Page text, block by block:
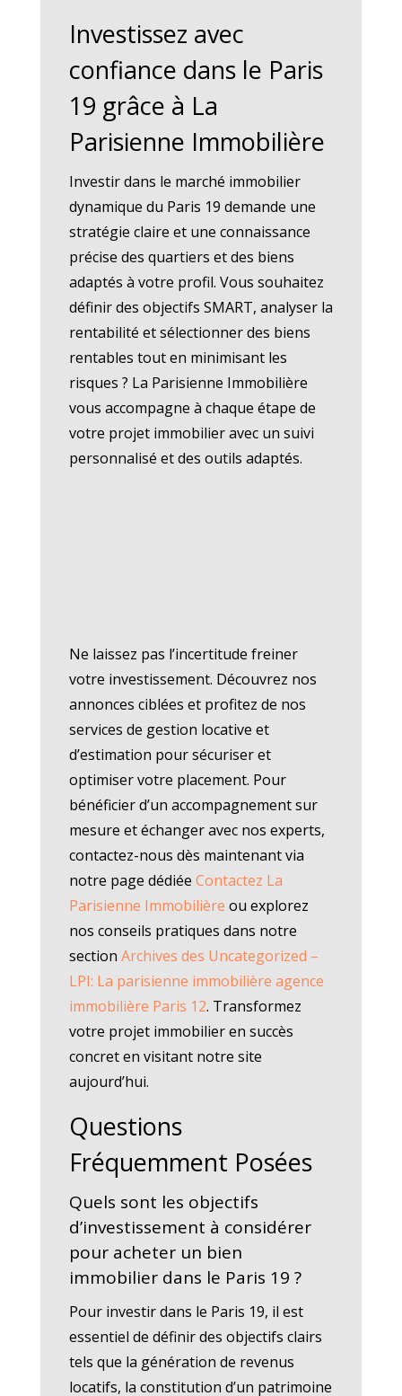
Investissez avec
confiance dans le Paris
19 grâce à La
Parisienne Immobilière
Investir dans le marché immobilier
dynamique du Paris 19 demande une
stratégie claire et une connaissance
précise des quartiers et des biens
adaptés à votre profil. Vous souhaitez
définir des objectifs SMART, analyser la
rentabilité et sélectionner des biens
rentables tout en minimisant les
risques ? La Parisienne Immobilière
vous accompagne à chaque étape de
votre projet immobilier avec un suivi
personnalisé et des outils adaptés.
Ne laissez pas l’incertitude freiner
votre investissement. Découvrez nos
annonces ciblées et profitez de nos
services de gestion locative et
d’estimation pour sécuriser et
optimiser votre placement. Pour
bénéficier d’un accompagnement sur
mesure et échanger avec nos experts,
contactez-nous dès maintenant via
notre page dédiée Contactez La
Parisienne Immobilière ou explorez
nos conseils pratiques dans notre
section Archives des Uncategorized –
LPI: La parisienne immobilière agence
immobilière Paris 12. Transformez
votre projet immobilier en succès
concret en visitant notre site
aujourd’hui.
Questions
Fréquemment Posées
Quels sont les objectifs
d’investissement à considérer
pour acheter un bien
immobilier dans le Paris 19 ?
Pour investir dans le Paris 19, il est
essentiel de définir des objectifs clairs
tels que la génération de revenus
locatifs, la constitution d’un patrimoine